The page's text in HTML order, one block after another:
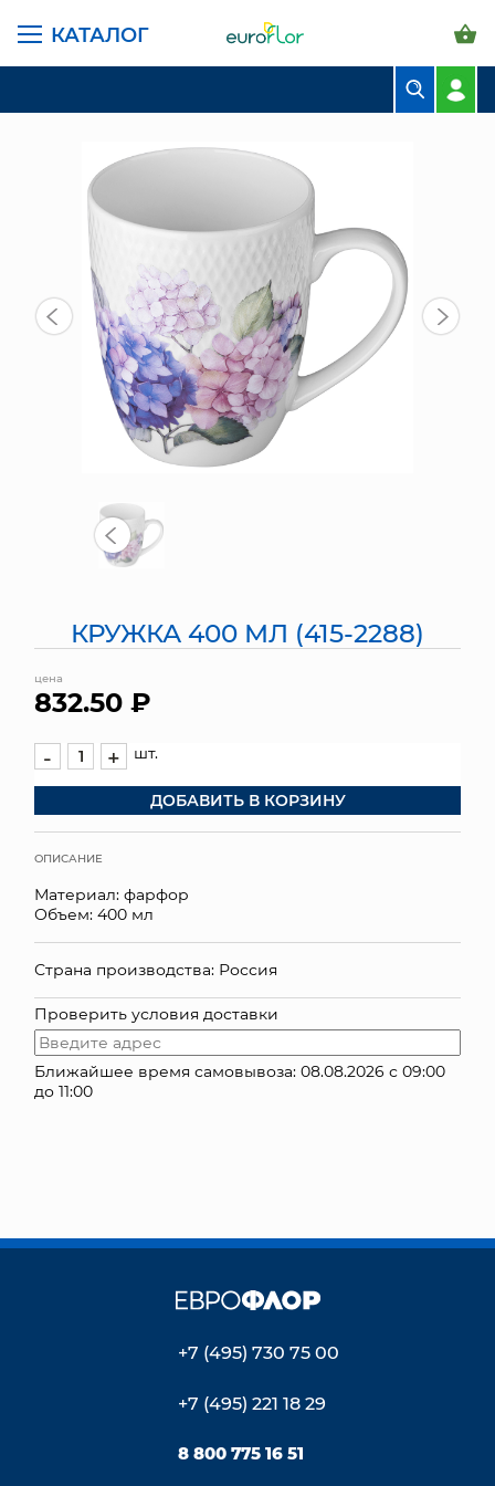
КАТАЛОГ
КОМПОЗИЦИИ
СВАДЕБНАЯ ФЛОРИСТИКА
КОМНАТНЫЕ РАСТЕНИЯ
ГОРШКИ И КАШПО
ГРУНТЫ И УДОБРЕНИЯ
ПРЕДМЕТЫ ИНТЕРЬЕРА
ЯЩИКИ
ПОДАРОЧНЫЕ КАРТЫ
ДОСТАВКА И ОПЛАТА
КОНТАКТЫ
ГЛАВНАЯ СТРАНИЦА КАТАЛОГ
ПРЕДМЕТЫ ИНТЕРЬЕРА
КРУЖКА 400 МЛ (415-2288)
цена
832.50 ₽
- + шт.
ДОБАВИТЬ В КОРЗИНУ
ОПИСАНИЕ
Материал: фарфор
Объем: 400 мл
Страна производства: Россия
Проверить условия доставки
Ближайшее время самовывоза: 08.08.2026 с 09:00
до 11:00
+7 (495) 730 75 00
+7 (495) 221 18 29
8 800 775 16 51